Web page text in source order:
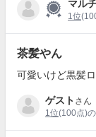
マル
1位
茶髪やん
可愛いけど黒髪
ゲスト さん
1位(100点)